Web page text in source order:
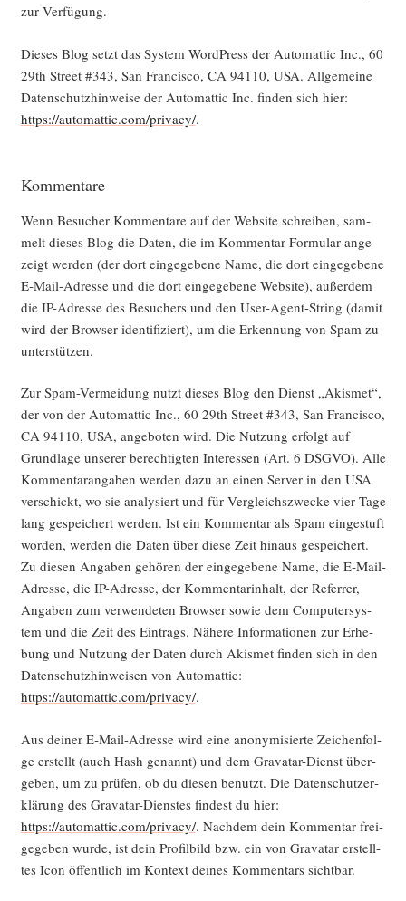
zur Verfügung.
Die­ses Blog setzt das Sys­tem Word­Press der Auto­mat­tic Inc., 60
29th Street #343, San Fran­cis­co, CA 94110, USA. All­ge­mei­ne
Daten­schutz­hin­wei­se der Auto­mat­tic Inc. fin­den sich hier:
https://automattic.com/privacy/.
Kommentare
Wenn Besu­cher Kom­men­ta­re auf der Web­site schrei­ben, sam­
melt die­ses Blog die Daten, die im Kom­men­tar-For­mu­lar ange­
zeigt wer­den (der dort ein­ge­ge­be­ne Name, die dort ein­ge­ge­be­ne
E‑Mail-Adres­se und die dort ein­ge­ge­be­ne Web­site), außer­dem
die IP-Adres­se des Besu­chers und den User-Agent-String (damit
wird der Brow­ser iden­ti­fi­ziert), um die Erken­nung von Spam zu
unterstützen.
Zur Spam-Ver­mei­dung nutzt die­ses Blog den Dienst „Akis­met“,
der von der Auto­mat­tic Inc., 60 29th Street #343, San Fran­cis­co,
CA 94110, USA, ange­bo­ten wird. Die Nut­zung erfolgt auf
Grund­la­ge unse­rer berech­tig­ten Inter­es­sen (Art. 6 DSGVO). Alle
Kom­men­tar­an­ga­ben wer­den dazu an einen Ser­ver in den USA
ver­schickt, wo sie ana­ly­siert und für Ver­gleichs­zwe­cke vier Tage
lang gespei­chert wer­den. Ist ein Kom­men­tar als Spam ein­ge­stuft
wor­den, wer­den die Daten über die­se Zeit hin­aus gespei­chert.
Zu die­sen Anga­ben gehö­ren der ein­ge­ge­be­ne Name, die E‑Mail-
Adres­se, die IP-Adres­se, der Kom­men­tar­in­halt, der Refer­rer,
Anga­ben zum ver­wen­de­ten Brow­ser sowie dem Com­pu­ter­sys­
tem und die Zeit des Ein­trags. Nähe­re Infor­ma­tio­nen zur Erhe­
bung und Nut­zung der Daten durch Akis­met fin­den sich in den
Daten­schutz­hin­wei­sen von Auto­mat­tic:
https://automattic.com/privacy/.
Aus dei­ner E‑Mail-Adres­se wird eine anony­mi­sier­te Zei­chen­fol­
ge erstellt (auch Hash genannt) und dem Grava­tar-Dienst über­
ge­ben, um zu prü­fen, ob du die­sen benutzt. Die Daten­schutz­er­
klä­rung des Grava­tar-Diens­tes fin­dest du hier:
https://automattic.com/privacy/. Nach­dem dein Kom­men­tar frei­
ge­ge­ben wur­de, ist dein Pro­fil­bild bzw. ein von Grava­tar erstell­
tes Icon öffent­lich im Kon­text dei­nes Kom­men­tars sichtbar.